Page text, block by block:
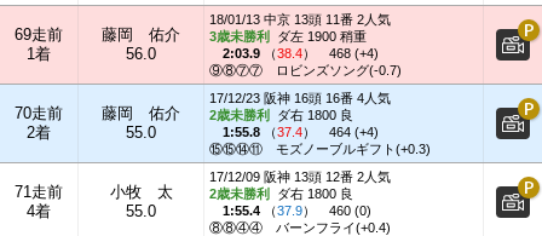
69走前
1着
藤岡 佑介
56.0
18/01/13 中京 13頭 11番 2人気
3歳未勝利
ダ左 1900 稍重
2:03.9 （38.4）
468 (+4)
⑨⑧⑦⑦
ロビンズソング(-0.7)
70走前
2着
藤岡 佑介
55.0
17/12/23 阪神 16頭 16番 4人気
2歳未勝利
ダ右 1800 良
1:55.8 （37.4）
464 (+4)
⑮⑮⑭⑪
モズノーブルギフト(+0.3)
71走前
4着
小牧 太
55.0
17/12/09 阪神 13頭 12番 2人気
2歳未勝利
ダ右 1800 良
1:55.4 （37.9）
460 (0)
⑧⑧④④
バーンフライ(+0.4)